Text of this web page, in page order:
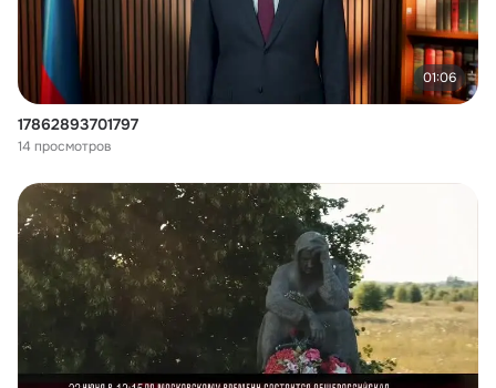
01:06
17862893701797
14 просмотров